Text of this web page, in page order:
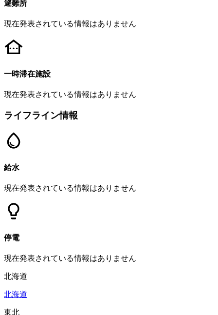
避難所
現在発表されている情報はありません
一時滞在施設
現在発表されている情報はありません
ライフライン情報
給水
現在発表されている情報はありません
停電
現在発表されている情報はありません
北海道
北海道
東北